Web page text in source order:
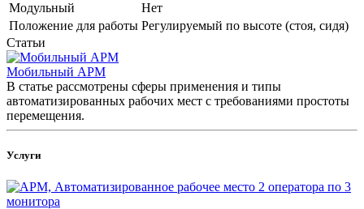
Модульный
Нет
Положение для работы Регулируемый по высоте (стоя, сидя)
Статьи
Мобильный АРМ
В статье рассмотрены сферы применения и типы
автоматизированных рабочих мест с требованиями простоты
перемещения.
Услуги